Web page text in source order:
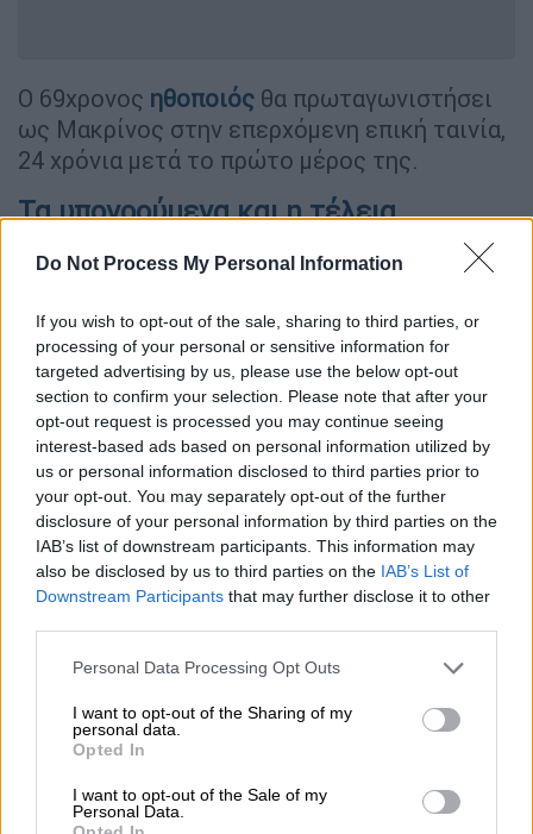
Do Not Process My Personal Information
If you wish to opt-out of the sale, sharing to third parties, or
processing of your personal or sensitive information for
targeted advertising by us, please use the below opt-out
section to confirm your selection. Please note that after your
opt-out request is processed you may continue seeing
interest-based ads based on personal information utilized by
us or personal information disclosed to third parties prior to
your opt-out. You may separately opt-out of the further
disclosure of your personal information by third parties on the
IAB’s list of downstream participants. This information may
also be disclosed by us to third parties on the IAB’s List of
Downstream Participants that may further disclose it to other
Please note that this website/app uses one or more Google
not limited to your visit or usage behaviour. You may click to
grant or deny consent to Google and its third-party tags to
use your data for below specified purposes in below Google
consent section.
Personal Data Processing Opt Outs
I want to opt-out of the Sharing of my
personal data.
Opted In
I want to opt-out of the Sale of my
Personal Data.
Ο 69χρονος ηθοποιός θα πρωταγωνιστήσει
ως Μακρίνος στην επερχόμενη επική ταινία,
24 χρόνια μετά το πρώτο μέρος της.
Τα υπονοούμενα και η τέλεια
Ουάσινγκτον ομολόγησε ότι δεν
ενδιαφέρεται να κάνει νέες ταινίες και ότι
το σίκουελ του «Gladiator» ήταν ένας από
τους μοναδικούς ρόλους που του άρεσε,
ωστόσο δεν αποκάλυψε πόσοι άλλοι ρόλοι
βρίσκονται στο μέλλον του.
Μου έχουν απομείνει πολύ λίγες ταινίες
που με ενδιαφέρουν και πρέπει να εμπνέομαι
από τον σκηνοθέτη, και ο Ρίντλεϊ με
ενέπνευσε τρομερά», δήλωσε ο Ουάσινγκτον
στο «Empire» σχετικά με τους λόγους που
συμφώνησε να συμμετάσχει στο
πολυαναμενόμενο φιλμ.
retirement: ‘There are very few films